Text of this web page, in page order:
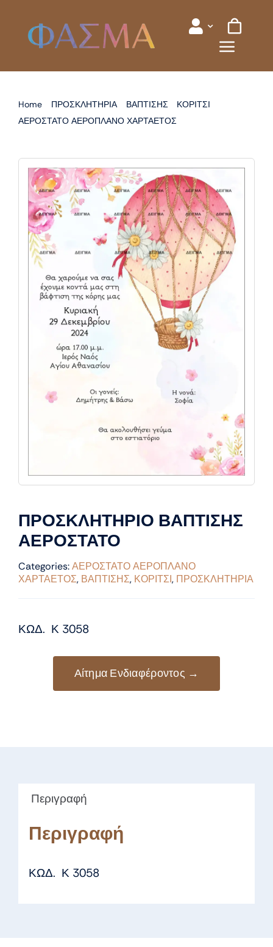
content
Home ΠΡΟΣΚΛΗΤΗΡΙΑ ΒΑΠΤΙΣΗΣ
ΚΟΡΙΤΣΙ
ΑΕΡΟΣΤΑΤΟ ΑΕΡΟΠΛΑΝΟ ΧΑΡΤΑΕΤΟΣ
ΠΡΟΣΚΛΗΤΗΡΙΟ ΒΑΠΤΙΣΗΣ
ΑΕΡΟΣΤΑΤΟ
Categories:ΑΕΡΟΣΤΑΤΟ ΑΕΡΟΠΛΑΝΟ
ΧΑΡΤΑΕΤΟΣ, ΒΑΠΤΙΣΗΣ, ΚΟΡΙΤΣΙ, ΠΡΟΣΚΛΗΤΗΡΙΑ
ΚΩΔ. Κ 3058
Αίτημα Ενδιαφέροντος →
Περιγραφή
Περιγραφή
ΚΩΔ. Κ 3058